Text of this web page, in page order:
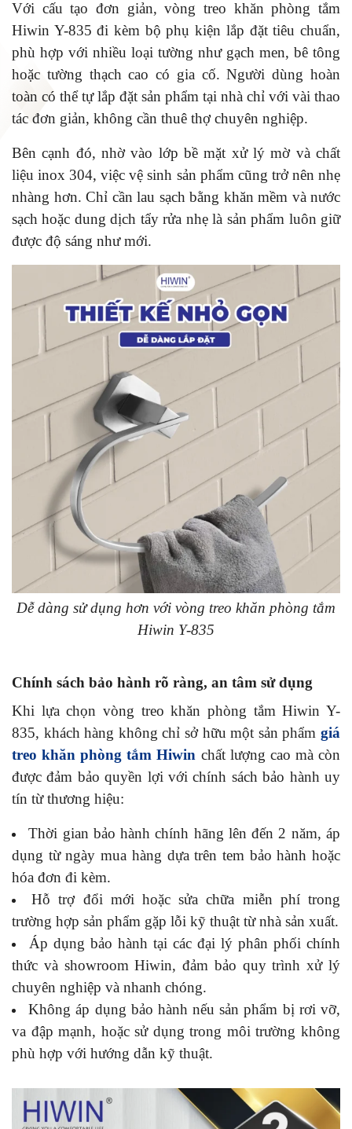
Với cấu tạo đơn giản, vòng treo khăn phòng tắm
Hiwin Y-835 đi kèm bộ phụ kiện lắp đặt tiêu chuẩn,
phù hợp với nhiều loại tường như gạch men, bê tông
hoặc tường thạch cao có gia cố. Người dùng hoàn
toàn có thể tự lắp đặt sản phẩm tại nhà chỉ với vài thao
tác đơn giản, không cần thuê thợ chuyên nghiệp.
Bên cạnh đó, nhờ vào lớp bề mặt xử lý mờ và chất
liệu inox 304, việc vệ sinh sản phẩm cũng trở nên nhẹ
nhàng hơn. Chỉ cần lau sạch bằng khăn mềm và nước
sạch hoặc dung dịch tẩy rửa nhẹ là sản phẩm luôn giữ
được độ sáng như mới.
Dễ dàng sử dụng hơn với vòng treo khăn phòng tắm
Hiwin Y-835
Chính sách bảo hành rõ ràng, an tâm sử dụng
Khi lựa chọn vòng treo khăn phòng tắm Hiwin Y-
835, khách hàng không chỉ sở hữu một sản phẩm giá
treo khăn phòng tắm Hiwin chất lượng cao mà còn
được đảm bảo quyền lợi với chính sách bảo hành uy
tín từ thương hiệu:
Thời gian bảo hành chính hãng lên đến 2 năm, áp
dụng từ ngày mua hàng dựa trên tem bảo hành hoặc
hóa đơn đi kèm.
Hỗ trợ đổi mới hoặc sửa chữa miễn phí trong
trường hợp sản phẩm gặp lỗi kỹ thuật từ nhà sản xuất.
Áp dụng bảo hành tại các đại lý phân phối chính
thức và showroom Hiwin, đảm bảo quy trình xử lý
chuyên nghiệp và nhanh chóng.
Không áp dụng bảo hành nếu sản phẩm bị rơi vỡ,
va đập mạnh, hoặc sử dụng trong môi trường không
phù hợp với hướng dẫn kỹ thuật.